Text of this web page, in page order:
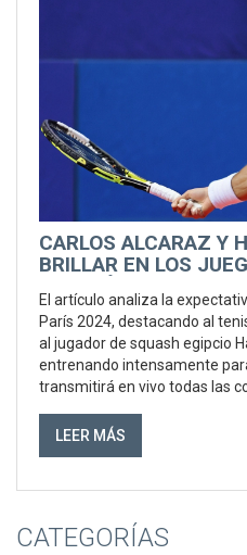
CARLOS ALCARAZ Y
BRILLAR EN LOS
El artículo analiza la
París 2024, destacando al
al jugador de squash egipcio
entrenando intensamente
transmitirá en vivo todas las
deportes, incluyendo nuevas
skateboarding, la escalada,
LEER MÁS
CATEGORÍAS